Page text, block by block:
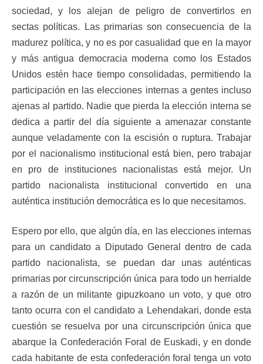
sociedad, y los alejan de peligro de convertirlos en
sectas políticas. Las primarias son consecuencia de la
madurez política, y no es por casualidad que en la mayor
y más antigua democracia moderna como los Estados
Unidos estén hace tiempo consolidadas, permitiendo la
participación en las elecciones internas a gentes incluso
ajenas al partido. Nadie que pierda la elección interna se
dedica a partir del día siguiente a amenazar constante
aunque veladamente con la escisión o ruptura. Trabajar
por el nacionalismo institucional está bien, pero trabajar
en pro de instituciones nacionalistas está mejor. Un
partido nacionalista institucional convertido en una
auténtica institución democrática es lo que necesitamos.
Espero por ello, que algún día, en las elecciones internas
para un candidato a Diputado General dentro de cada
partido nacionalista, se puedan dar unas auténticas
primarias por circunscripción única para todo un herrialde
a razón de un militante gipuzkoano un voto, y que otro
tanto ocurra con el candidato a Lehendakari, donde esta
cuestión se resuelva por una circunscripción única que
abarque la Confederación Foral de Euskadi, y en donde
cada habitante de esta confederación foral tenga un voto